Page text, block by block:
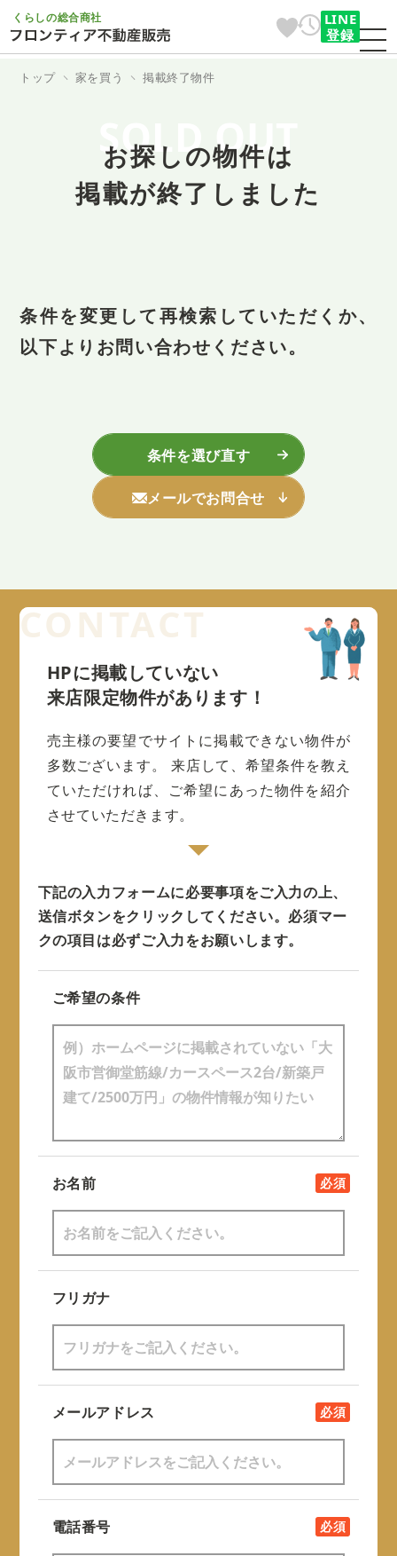
くらしの総合商社
LINE
登録
トップ 家を買う 掲載終了物件
SOLD OUT
お探しの物件は
掲載が終了しました
条件を変更して再検索していただくか、
以下よりお問い合わせください。
条件を選び直す
メールでお問合せ
HPに掲載していない
来店限定物件があります！
売主様の要望でサイトに掲載できない物件が
多数ございます。
来店して、希望条件を教え
ていただければ、ご希望にあった物件を紹介
させていただきます。
下記の入力フォームに必要事項をご入力の上、
送信ボタンをクリックしてください。 必須マー
クの項目は必ずご入力をお願いします。
ご希望の条件
お名前 必須
フリガナ
メールアドレス 必須
電話番号 必須